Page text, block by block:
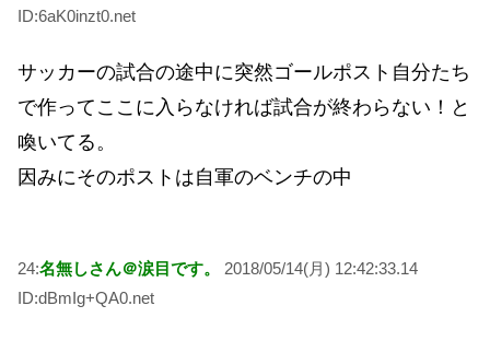
ID:6aK0inzt0.net
サッカーの試合の途中に突然ゴールポスト自分たち
で作ってここに入らなければ試合が終わらない！と
喚いてる。
因みにそのポストは自軍のベンチの中
24:名無しさん＠涙目です。
2018/05/14(月) 12:42:33.14
ID:dBmIg+QA0.net